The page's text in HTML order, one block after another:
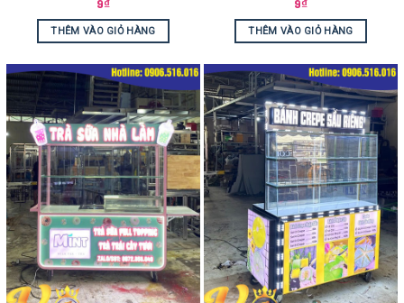
9₫
THÊM VÀO GIỎ HÀNG
9₫
THÊM VÀO GIỎ HÀNG